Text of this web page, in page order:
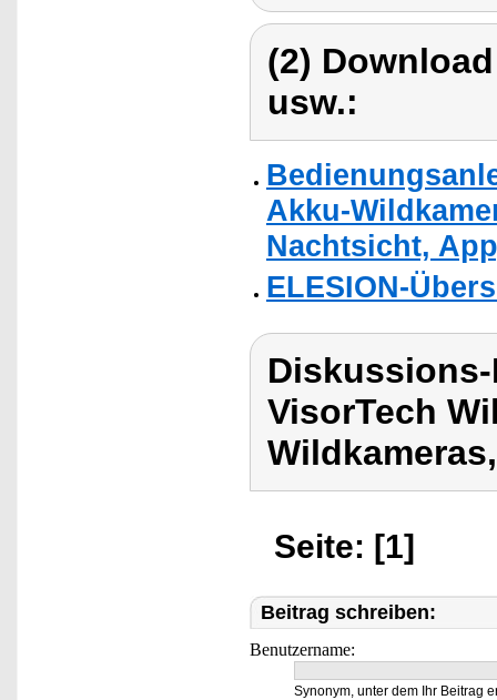
(2)
usw.:
Akku-
Nachtsicht,
ELESION-
VisorTech
Seite: [1]
Beitrag schreiben:
Benutzername:
Synonym, unter dem Ihr Beitrag